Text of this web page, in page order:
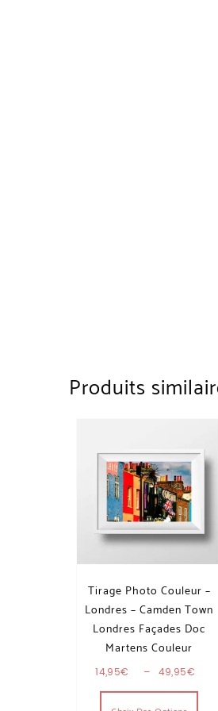
Produits
Tirage Photo Couleur –
Londres – Camden Town
Londres Façades Doc
Martens Couleur
14,95€ – 49,95€
Ce